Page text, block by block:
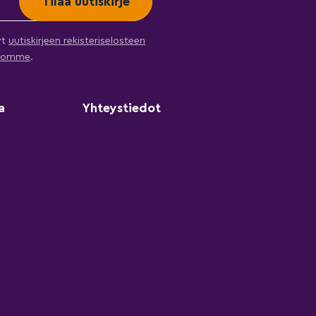
uutiskirjeen rekisteriselosteen
.
Yhteystiedot